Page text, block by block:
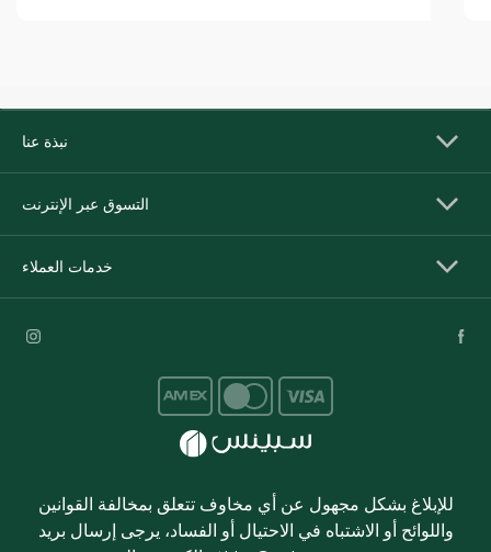
نبذة عنا
التسوق عبر الإنترنت
خدمات العملاء
للإبلاغ بشكل مجهول عن أي مخاوف تتعلق بمخالفة القوانين
واللوائح أو الاشتباه في الاحتيال أو الفساد، يرجى إرسال بريد